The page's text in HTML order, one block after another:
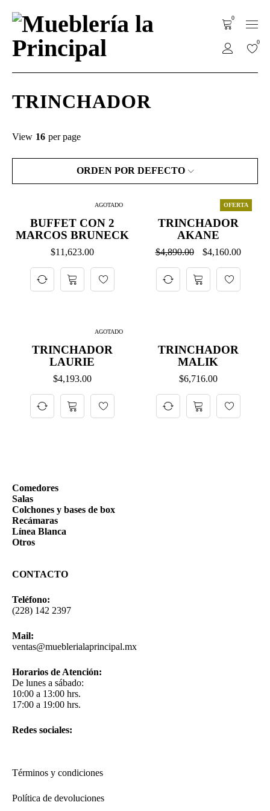
0
0
TRINCHADOR
ORDEN POR DEFECTO
View 16 per page
AGOTADO
BUFFET CON 2
MARCOS BRUNECK
$11,623.00
OFERTA
TRINCHADOR
AKANE
$4,890.00 $4,160.00
AGOTADO
TRINCHADOR
LAURIE
$4,193.00
TRINCHADOR
MALIK
$6,716.00
Comedores
Salas
Colchones y bases de box
Recámaras
Línea Blanca
Otros
CONTACTO
Teléfono:
(228) 142 2397
Mail:
ventas@mueblerialaprincipal.mx
Horarios de Atención:
De lunes a sábado:
10:00 a 13:00 hrs.
17:00 a 19:00 hrs.
Redes sociales:
Términos y condiciones
Política de devoluciones